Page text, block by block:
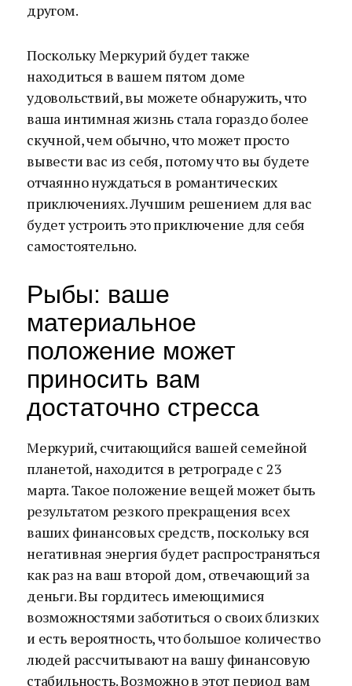
другом.
Поскольку Меркурий будет также
находиться в вашем пятом доме
удовольствий, вы можете обнаружить, что
ваша интимная жизнь стала гораздо более
скучной, чем обычно, что может просто
вывести вас из себя, потому что вы будете
отчаянно нуждаться в романтических
приключениях. Лучшим решением для вас
будет устроить это приключение для себя
самостоятельно.
Рыбы: ваше
материальное
положение может
приносить вам
достаточно стресса
Меркурий, считающийся вашей семейной
планетой, находится в ретрограде с 23
марта. Такое положение вещей может быть
результатом резкого прекращения всех
ваших финансовых средств, поскольку вся
негативная энергия будет распространяться
как раз на ваш второй дом, отвечающий за
деньги. Вы гордитесь имеющимися
возможностями заботиться о своих близких
и есть вероятность, что большое количество
людей рассчитывают на вашу финансовую
стабильность. Возможно в этот период вам